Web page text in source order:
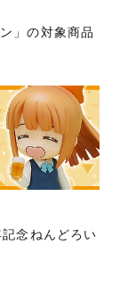
」の対象商品
念ねんどろい